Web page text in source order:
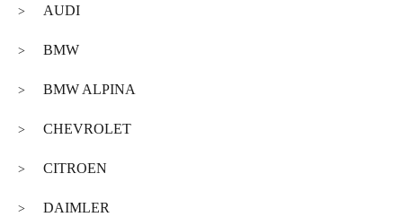
> AUDI
> BMW
> BMW ALPINA
> CHEVROLET
> CITROEN
> DAIMLER